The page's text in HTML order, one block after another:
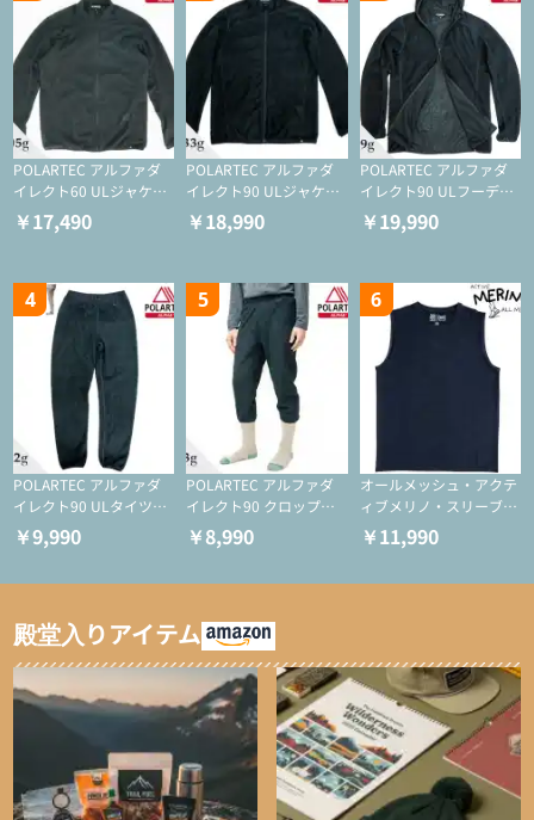
POLARTEC アルファダ
イレクト60 ULジャケッ
ト（登山/ミドルレイヤ
ー/化繊ジャケット）
￥17,490
POLARTEC アルファダ
イレクト90 ULジャケッ
ト（アクティブインサレ
ーション/ミドルレイヤ
￥18,990
POLARTEC アルファダ
イレクト90 ULフーディ
（アクティブインサレー
ション/ミドルレイヤー/
￥19,990
4
POLARTEC アルファダ
イレクト90 ULタイツ
（アクティブインサレー
ション/テント泊用パジ
￥9,990
5
POLARTEC アルファダ
イレクト90 クロップド
ULタイツ（アクティブ
インサレーション/テン
￥8,990
6
オールメッシュ・アクテ
ィブメリノ・スリーブレ
ス
￥11,990
殿堂入りアイテム